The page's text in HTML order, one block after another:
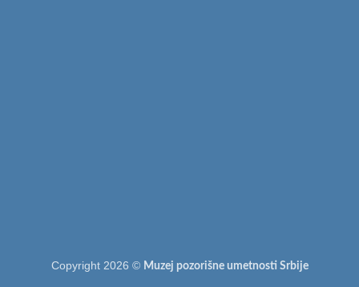
Copyright 2026 © Muzej pozorišne umetnosti Srbije